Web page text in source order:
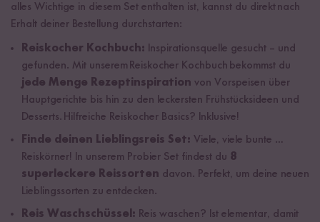
alles Wichtige in diesem Set enthalten ist, kannst du direkt nach
Erhalt deiner Bestellung durchstarten:
Reiskocher Kochbuch: Inspirationsquelle gesucht – und
gefunden. Mit unserem Reiskocher Kochbuch bekommst du
jede Menge Rezeptinspiration von Vorspeisen über
Hauptgerichte bis hin zu den leckersten Frühstücksideen und
Desserts. Hilfreiche Reiskocher Basics? Inklusive!
Finde deinen Lieblingsreis Set: Viele, viele bunte …
Reiskörner! In unserem Probier Set findest du 8
superleckere Reissorten davon. Perfekt, um deine neuen
Lieblingssorten zu entdecken.
Reis Waschschüssel: Reis waschen? Ist elementar, damit